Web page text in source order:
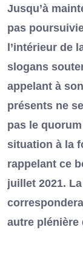
Jusqu’à
pas
l’intérieur de
slogans
appelant à
présents ne
pas le
situation à la
rappelant ce
juillet 2021.
autre plénière